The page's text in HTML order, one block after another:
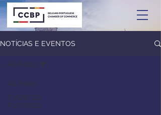
NOTÍCIAS E EVENTOS
All Posts
EVENTOS
FUTUROS
All Posts